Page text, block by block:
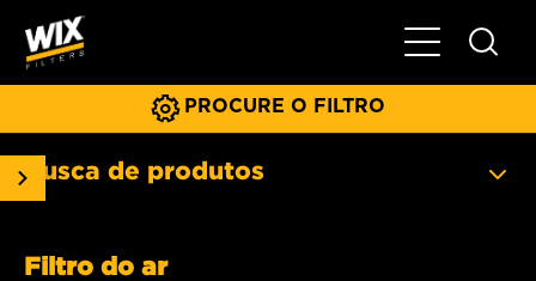
Menu
PROCURE O FILTRO
Busca de produtos
Filtro do ar